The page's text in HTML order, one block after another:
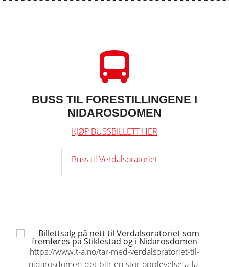
BUSS TIL FORESTILLINGENE I
NIDAROSDOMEN
KJØP BUSSBILLETT HER
Buss til Verdalsoratoriet
https://www.t-a.no/tar-med-verdalsoratoriet-til-
nidarosdomen-det-blir-en-stor-opplevelse-a-fa-